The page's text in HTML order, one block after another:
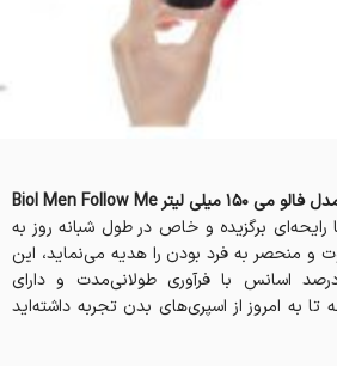
مردانه بیول مدل فالو می 150 میلی لیتر Biol Men Follow Me
رایحه‌ای برگزیده و خاص در طول شبانه روز به
و منحصر به فرد بودن را هدیه می‌نماید، این
درصد اسانس با فرآوری طولانی‌مدت و دارای
تا به امروز از اسپری‌های بدن تجربه داشته‌اید